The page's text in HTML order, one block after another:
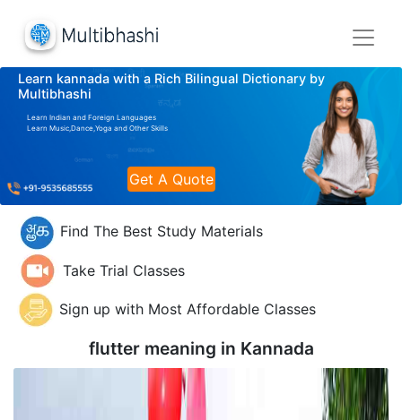
Learn kannada with a Rich Bilingual Dictionary by
Multibhashi
Learn Indian and Foreign Languages
Learn Music,Dance,Yoga and Other Skills
Get A Quote
Find The Best Study Materials
Take Trial Classes
Sign up with Most Affordable Classes
flutter meaning in Kannada